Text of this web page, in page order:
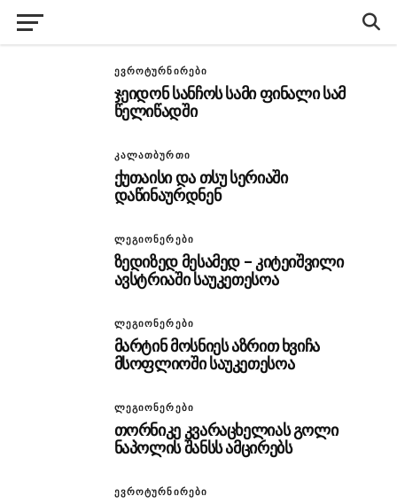
ᲔᲕᲠᲝᲢᲣᲠᲜᲘᲠᲔᲑᲘ
ჯეიდონ სანჩოს სამი ფინალი სამ
წელიწადში
ᲙᲐᲚᲐᲗᲑᲣᲠᲗᲘ
ქუთაისი და თსუ სერიაში
დაწინაურდნენ
ᲚᲔᲒᲘᲝᲜᲔᲠᲔᲑᲘ
ზედიზედ მესამედ – კიტეიშვილი
ავსტრიაში საუკეთესოა
ᲚᲔᲒᲘᲝᲜᲔᲠᲔᲑᲘ
მარტინ მოსნიეს აზრით ხვიჩა
მსოფლიოში საუკეთესოა
ᲚᲔᲒᲘᲝᲜᲔᲠᲔᲑᲘ
თორნიკე კვარაცხელიას გოლი
ნაპოლის შანსს ამცირებს
ᲔᲕᲠᲝᲢᲣᲠᲜᲘᲠᲔᲑᲘ